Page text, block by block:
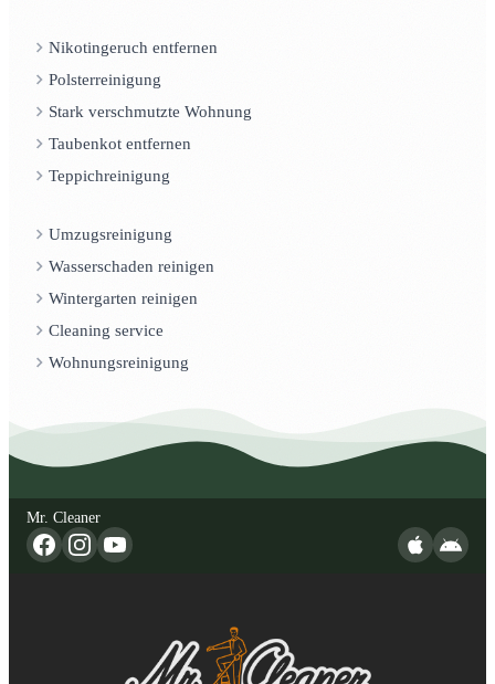
Nikotingeruch entfernen
Polsterreinigung
Stark verschmutzte Wohnung
Taubenkot entfernen
Teppichreinigung
Umzugsreinigung
Wasserschaden reinigen
Wintergarten reinigen
Cleaning service
Wohnungsreinigung
Mr. Cleaner